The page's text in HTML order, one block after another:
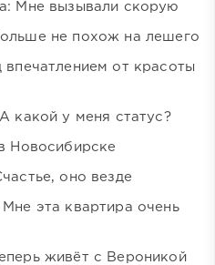
Мне вызывали скорую
не похож на лешего
впечатлением от красоты
какой у меня статус?
Новосибирске
оно везде
эта квартира очень
живёт с Вероникой